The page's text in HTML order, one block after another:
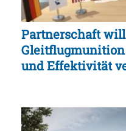
Partnerschaft
und Effektivität